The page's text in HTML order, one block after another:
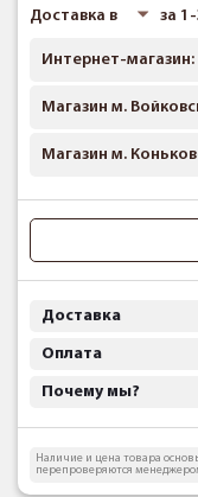
Доставка в за
Интернет-магазин:
Магазин м.
Магазин м.
Доставка
Оплата
Почему мы?
Наличие и цена товара
перепроверяются